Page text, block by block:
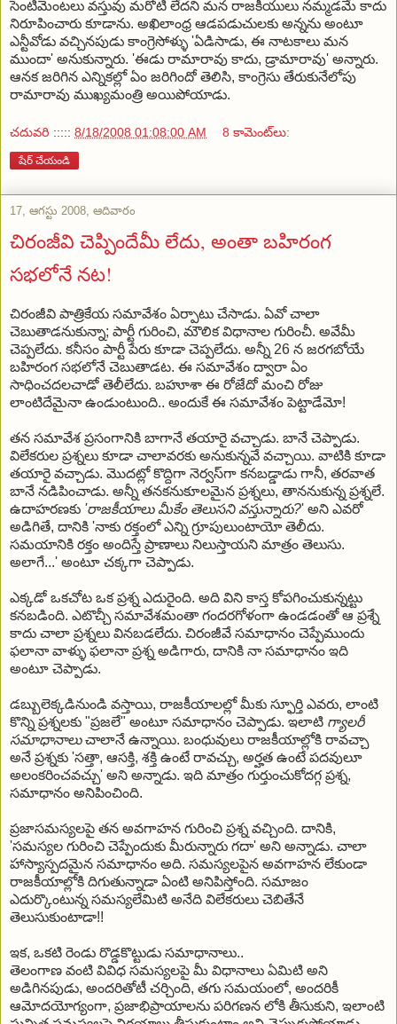
సెంటిమెంటలు వస్తువు మరోటి లేదని మన రాజకీయులు నమ్మడమే కాదు
నిరూపించారు కూడాను. అఖిలాంధ్ర ఆడపడుచులకు అన్నను అంటూ
ఎన్టీవోడు వచ్చినపుడు కాంగ్రెసోళ్ళు 'ఏడిసాడు, ఈ నాటకాలు మన
ముందా' అనుకున్నారు. 'ఈడు రామారావు కాదు, డ్రామారావు' అన్నారు.
ఆనక జరిగిన ఎన్నికల్లో ఏం జరిగిందో తెలిసి, కాంగ్రెసు తేరుకునేలోపు
రామారావు ముఖ్యమంత్రి అయిపోయాడు.
చదువరి ::::: 8/18/2008 01:08:00 AM 8 కామెంట్‌లు:
షేర్ చేయండి
17, ఆగస్టు 2008, ఆదివారం
చిరంజీవి చెప్పిందేమీ లేదు, అంతా బహిరంగ
సభలోనే నట!
చిరంజీవి పాత్రికేయ సమావేశం ఏర్పాటు చేసాడు. ఏవో చాలా
చెబుతాడనుకున్నా; పార్టీ గురించి, మౌలిక విధానాల గురించీ. అవేమీ
చెప్పలేదు. కనీసం పార్టీ పేరు కూడా చెప్పలేదు. అన్నీ 26 న జరగబోయే
బహిరంగ సభలోనే చెబుతాడట. ఈ సమావేశం ద్వారా ఏం
సాధించదలచాడో తెలీలేదు. బహూశా ఈ రోజేదో మంచి రోజు
లాంటిదేమైనా ఉండుంటుంది.. అందుకే ఈ సమావేశం పెట్టాడేమో!
తన సమావేశ ప్రసంగానికి బాగానే తయారై వచ్చాడు. బానే చెప్పాడు.
విలేకరుల ప్రశ్నలు కూడా చాలావరకు అనుకున్నవే వచ్చాయి. వాటికి కూడా
తయారై వచ్చాడు. మొదట్లో కొద్దిగా నెర్వస్‌గా కనబడ్డాడు గానీ, తరవాత
బానే నడిపించాడు. అన్నీ తనకనుకూలమైన ప్రశ్నలు, తాననుకున్న ప్రశ్నలే.
ఉదాహరణకు 'రాజకీయాలు మీకేం తెలుసని వస్తున్నారు?' అని ఎవరో
అడిగితే, దానికి 'నాకు రక్తంలో ఎన్ని గ్రూపులుంటాయో తెలీదు.
సమయానికి రక్తం అందిస్తే ప్రాణాలు నిలుస్తాయని మాత్రం తెలుసు.
అలాగే...' అంటూ చక్కగా చెప్పాడు.
ఎక్కడో ఒకచోట ఒక ప్రశ్న ఎదురైంది. అది విని కాస్త కోపగించుకున్నట్టు
కనబడింది. ఎటొచ్చీ సమావేశమంతా గందరగోళంగా ఉండడంతో ఆ ప్రశ్నే
కాదు చాలా ప్రశ్నలు వినబడలేదు. చిరంజీవే సమాధానం చెప్పేముందు
ఫలానా వాళ్ళు ఫలానా ప్రశ్న అడిగారు, దానికి నా సమాధానం ఇది
అంటూ చెప్పాడు.
డబ్బులెక్కడినుండి వస్తాయి, రాజకీయాలల్లో మీకు స్ఫూర్తి ఎవరు, లాంటి
కొన్ని ప్రశ్నలకు "ప్రజలే" అంటూ సమాధానం చెప్పాడు. ఇలాటి గ్యాలరీ
సమాధానాలుచాలానే ఉన్నాయి. బంధువులు రాజకీయాల్లోకి రావచ్చా
అనే ప్రశ్నకు 'సత్తా, ఆసక్తి, శక్తి ఉంటే రావచ్చు, అర్హత ఉంటే పదవులూ
అలంకరించవచ్చు' అని అన్నాడు. ఇది మాత్రం గుర్తుంచుకోదగ్గ ప్రశ్న,
సమాధానం అనిపించింది.
ప్రజాసమస్యలపై తన అవగాహన గురించి ప్రశ్న వచ్చింది. దానికి,
'సమస్యల గురించి చెప్పేందుకు మీరున్నారు గదా' అని అన్నాడు. చాలా
హాస్యాస్పదమైన సమాధానం అది. సమస్యలపైన అవగాహన లేకుండా
రాజకీయాల్లోకి దిగుతున్నాడా ఏంటి అనిపిస్తోంది. సమాజం
ఎదుర్కొంటున్న సమస్యలేమిటి అనేది విలేకరులు చెబితేనే
తెలుసుకుంటాడా!!
ఇక, ఒకటి రెండు రొడ్డకొట్టుడు సమాధానాలు..
తెలంగాణ వంటి వివిధ సమస్యలపై మీ విధానాలు ఏమిటి అని
అడిగినపుడు, అందరితోటీ చర్చింది, తగు సమయంలో, అందరికీ
ఆమోదయోగ్యంగా, ప్రజాభిప్రాయాలను పరిగణన లోకి తీసుకుని, ఇలాంటి